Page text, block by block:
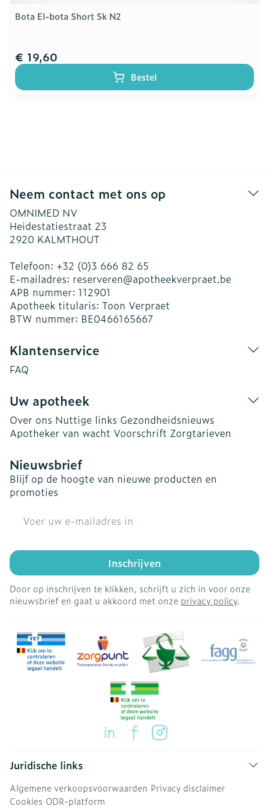
Bota El-bota Short Sk N2
€ 19,60
Bestel
Neem contact met ons op
OMNIMED NV
Heidestatiestraat 23
2920 KALMTHOUT
Telefoon: +32 (0)3 666 82 65
E-mailadres: reserveren@apotheekverpraet.be
APB nummer: 112901
Apotheek titularis: Toon Verpraet
BTW nummer: BE0466165667
Klantenservice
FAQ
Uw apotheek
Over ons Nuttige links Gezondheidsnieuws
Apotheker van wacht Voorschrift Zorgtarieven
Nieuwsbrief
Blijf op de hoogte van nieuwe producten en
promoties
Inschrijven
Door op inschrijven te klikken, schrijft u zich in voor onze
nieuwsbrief en gaat u akkoord met onze privacy policy.
Juridische links
Algemene verkoopsvoorwaarden Privacy disclaimer
Cookies ODR-platform